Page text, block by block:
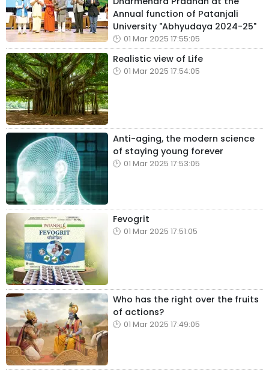
Annual function of Patanjali
University "Abhyudaya 2024-25"
01 Mar 2025 17:55:05
Realistic view of Life
01 Mar 2025 17:54:05
Anti-aging, the modern science
of staying young forever
01 Mar 2025 17:53:05
Fevogrit
01 Mar 2025 17:51:05
Who has the right over the fruits
of actions?
01 Mar 2025 17:49:05